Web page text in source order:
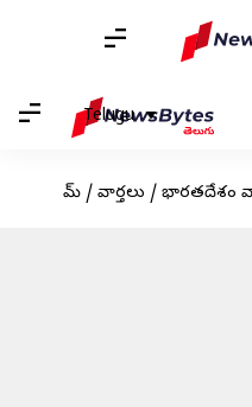
Telugu
హోమ్ / వార్తలు / భారతదేశం